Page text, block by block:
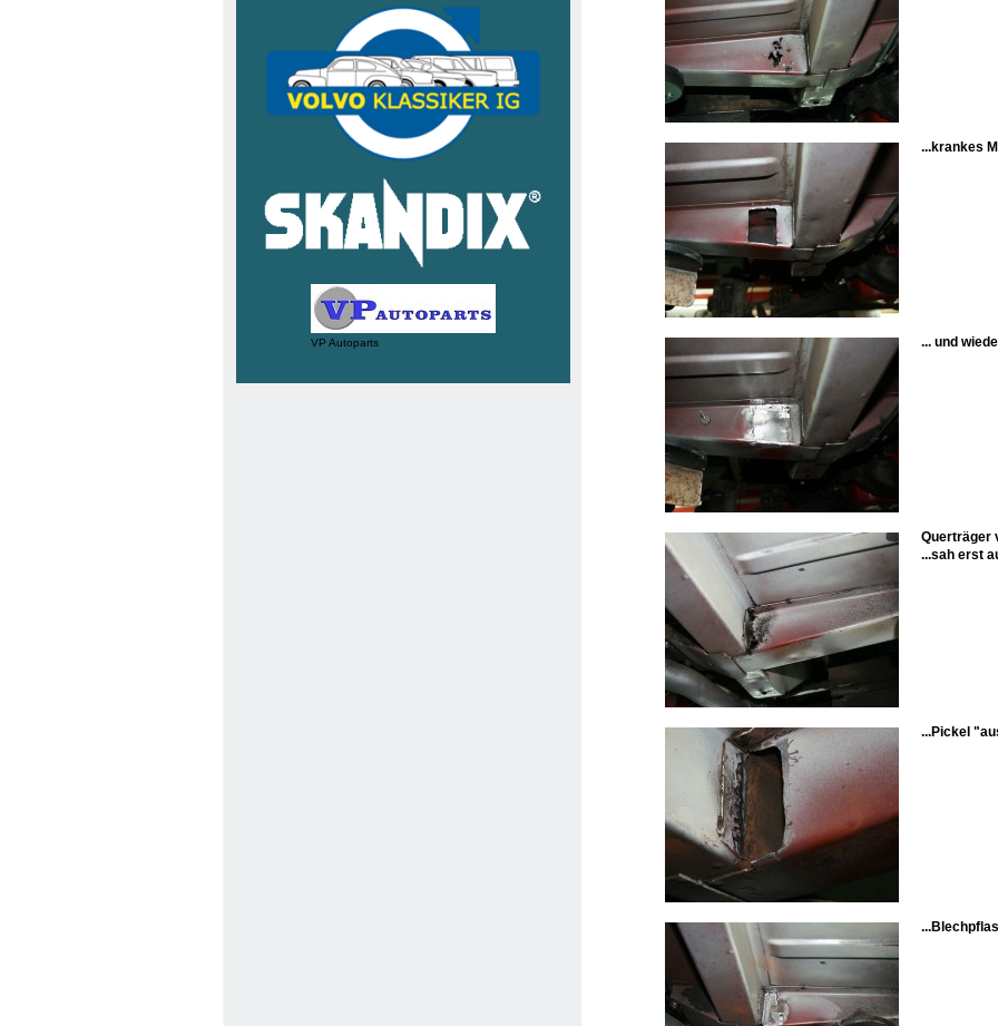
VP Autoparts
...krankes
... und
Querträger
...sah erst
...Pickel